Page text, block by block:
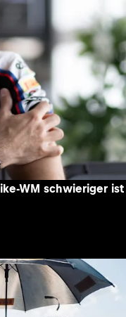
WM schwieriger ist